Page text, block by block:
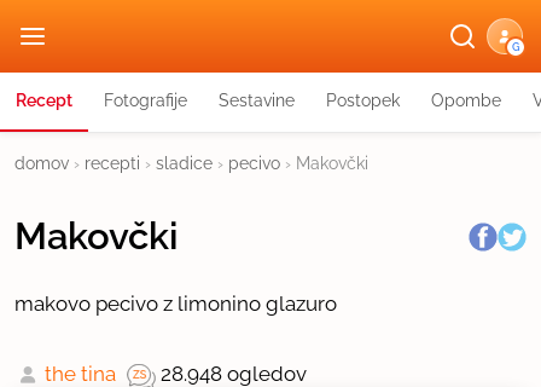
G
Recept Fotografije Sestavine Postopek Opombe
domov › recepti › sladice › pecivo › Makovčki
Makovčki
makovo pecivo z limonino glazuro
the tina 28.948 ogledov